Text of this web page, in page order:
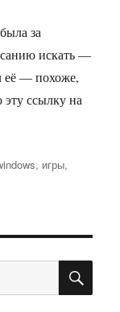
за
искать —
её — похоже,
эту ссылку на
, игры,